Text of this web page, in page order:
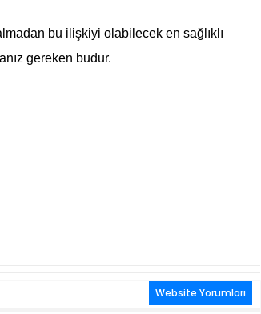
bu ilişkiyi olabilecek en sağlıklı
gereken budur.
Website Yorumları